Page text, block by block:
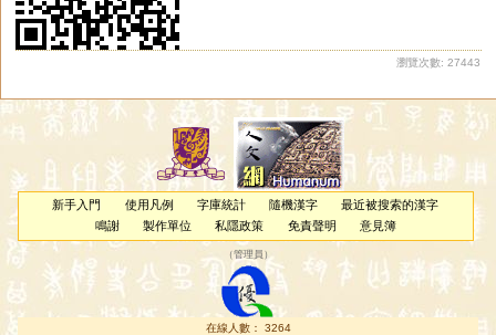
瀏覽次數: 27443
新手入門 使用凡例 字庫統計 隨機漢字
最近被搜索的漢字
鳴謝
製作單位 私隱政策 免責聲明 意見簿
（管理員 ）
在線人數： 3264